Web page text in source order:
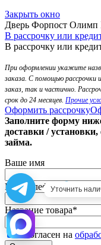
Закрыть окно
Дверь Форпост Олимп
В рассрочку или
В рассрочку или
При оформлении укажите
заказа. С помощью
заказ, так и частично.
срок до 24 месяцев. Прочие
Оформить рассрочку
Заполните форму
доставки /
займа.
Ваше имя
Ваш телефон *
Название товара*
Я согласен на
Уточнить